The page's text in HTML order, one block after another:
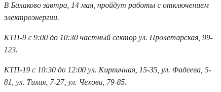
В Балаково завтра, 14 мая, пройдут работы с отключением
электроэнергии.
КТП-9 с 9:00 до 10:30 частный сектор ул. Пролетарская, 99-
123.
КТП-19 с 10:30 до 12:00 ул. Кирпичная, 15-35, ул. Фадеева, 5-
81, ул. Тихая, 7-27, ул. Чехова, 79-85.